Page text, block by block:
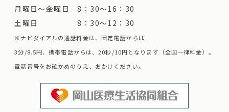
月曜日～金曜日 8：30～16：30
土曜日 8：30～12：30
※ナビダイアルの通話料金は、固定電話からは
3分/8.5円、携帯電話からは、20秒/10円となります（全国一律料金）。
電話番号をお確かめのうえ、おかけください。